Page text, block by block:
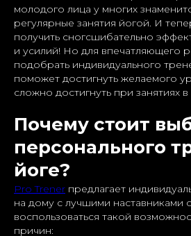
молодого лица у многих
регулярные занятия йогой. И
получить сногсшибательно
и усилий! Но для впечатляющего
подобрать индивидуального
поможет достигнуть желаемого
сложно достигнуть при занятиях в
Почему стоит
персонального
йоге?
Pro Trener предлагает
на дому с лучшими наставниками
воспользоваться такой
причин: